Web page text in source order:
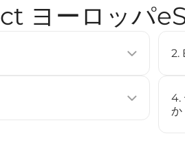
ヨーロッパ
のプロファイルを保存するこ
2.
（
[対
4.
か